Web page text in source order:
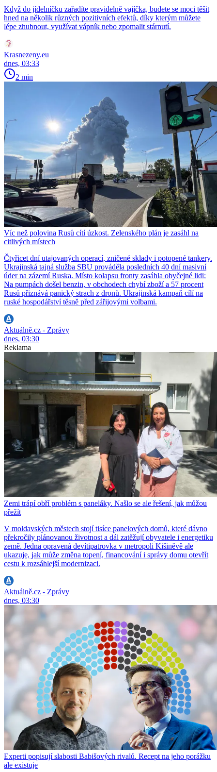
Když do jídelníčku zařadíte pravidelně vajíčka, budete se moci těšit
hned na několik různých pozitivních efektů, díky kterým můžete
lépe zhubnout, využívat vápník nebo zpomalit stárnutí.
Krasnezeny.eu
dnes, 03:33
2 min
Víc než polovina Rusů cítí úzkost. Zelenského plán je zasáhl na
citlivých místech
Čtyřicet dní utajovaných operací, zničené sklady i potopené tankery.
Ukrajinská tajná služba SBU prováděla posledních 40 dní masivní
úder na zázemí Ruska. Místo kolapsu fronty zasáhla obyčejné lidi:
Na pumpách došel benzin, v obchodech chybí zboží a 57 procent
Rusů přiznává panický strach z dronů. Ukrajinská kampaň cílí na
ruské hospodářství těsně před zářijovými volbami.
Aktuálně.cz - Zprávy
dnes, 03:30
Reklama
Zemi trápí obří problém s paneláky. Našlo se ale řešení, jak můžou
přežít
V moldavských městech stojí tisíce panelových domů, které dávno
překročily plánovanou životnost a dál zatěžují obyvatele i energetiku
země. Jedna opravená devítipatrovka v metropoli Kišiněvě ale
ukazuje, jak může změna topení, financování i správy domu otevřít
cestu k rozsáhlejší modernizaci.
Aktuálně.cz - Zprávy
dnes, 03:30
Experti popisují slabosti Babišových rivalů. Recept na jeho porážku
ale existuje